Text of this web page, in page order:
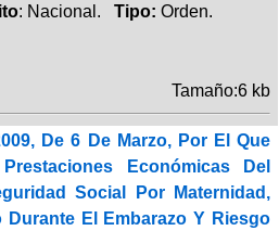
: Nacional. Tipo: Orden.
Tamaño:6 kb
De 6 De Marzo, Por El Que
Económicas Del
Social Por Maternidad,
Durante El Embarazo Y Riesgo